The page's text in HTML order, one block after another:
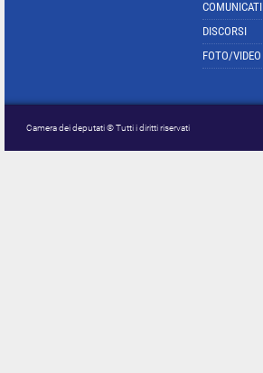
COMUNICATI
DISCORSI
FOTO/VIDEO
Camera dei deputati © Tutti i diritti riservati